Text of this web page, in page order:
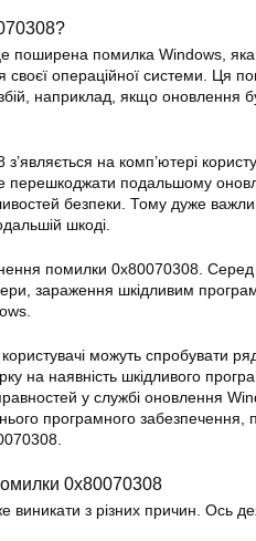
помилка Windows, яка
своєї операційної системи. Ця
збій, наприклад, якщо
на комп’ютері
перешкоджати подальшому
безпеки. Тому дуже
шкоді.
помилки 0x80070308.
зараження шкідливим
можуть спробувати
на наявність шкідливого
у службі оновлення
програмного забезпечення,
0x80070308
з різних причин. Ось